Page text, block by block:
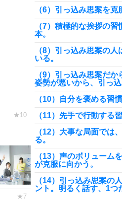
（6）引っ込み思案を克
（7）積極的な挨拶の
本。
（8）引っ込み思案の
いる。
（9）引っ込み思案だか
姿勢が悪いから、引っ込
（10）自分を褒める習
（11）先手で行動する
（12）大事な局面では
る。
（13）声のボリューム
が克服に向かう。
（14）引っ込み思案の
ント。明るく話す、1つ